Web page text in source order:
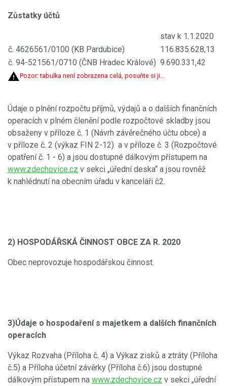
Zůstatky účtů
stav k 1.1.2020
č. 4626561/0100 (KB Pardubice)
116.835.628,13
č. 94-521561/0710 (ČNB Hradec Králové) 9.690.331,42
Pozor: tabulka není zobrazena celá, posuňte si ji...
Údaje o plnění rozpočtu příjmů, výdajů a o dalších finančních
operacích v plném členění podle rozpočtové skladby jsou
obsaženy v příloze č. 1 (Návrh závěrečného účtu obce) a
v příloze č. 2 (výkaz FIN 2-12) a v příloze č. 3 (Rozpočtové
opatření č. 1 - 6) a jsou dostupné dálkovým přístupem na
www.zdechovice.cz v sekci „úřední deska“ a jsou rovněž
k nahlédnutí na obecním úřadu v kanceláři č2.
2) HOSPODÁŘSKÁ ČINNOST OBCE ZA R. 2020
Obec neprovozuje hospodářskou činnost.
3)Údaje o hospodaření s majetkem a dalších finančních
operacích
Výkaz Rozvaha (Příloha č. 4) a Výkaz zisků a ztráty (Příloha
č.5) a Příloha účetní závěrky (Příloha č.6) jsou dostupné
dálkovým přístupem na www.zdechovice.cz v sekci „úřední